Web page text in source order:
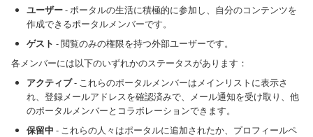
ユーザー- ポータルの生活に積極的に参加し、自分のコンテンツを
作成できるポータルメンバーです。
ゲスト - 閲覧のみの権限を持つ外部ユーザーです。
各メンバーには以下のいずれかのステータスがあります：
アクティブ- これらのポータルメンバーはメインリストに表示さ
れ、登録メールアドレスを確認済みで、メール通知を受け取り、他
のポータルメンバーとコラボレーションできます。
保留中 - これらの人々はポータルに追加されたか、プロフィールペ